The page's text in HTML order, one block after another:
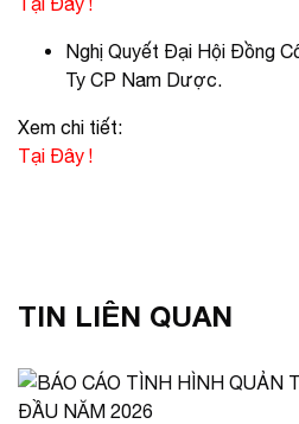
Nghị Quyết Đại Hội Đồng
Ty CP Nam Dược.
Xem chi tiết:
Tại Đây !
TIN LIÊN QUAN